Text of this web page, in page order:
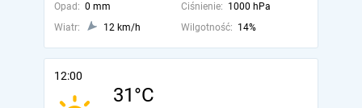
Opad: 0 mm Ciśnienie: 1000 hPa
Wiatr:
12 km/h Wilgotność: 14%
12:00
31°C